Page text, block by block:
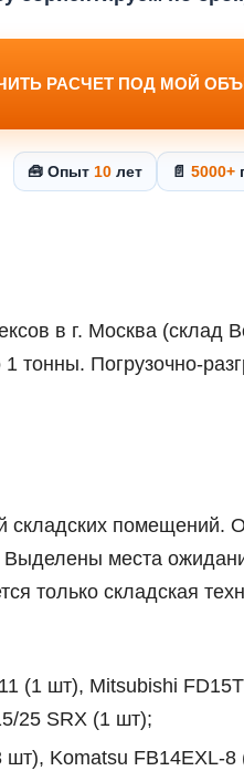
РАСЧЕТ ПОД МОЙ
🧰 Опыт 10лет 📄 5000+
в г. Москва
Погрузочно-
помещений.
места
только складская
(1 шт), Mitsubishi
25 SRX (1 шт);
Komatsu FB14EXL-